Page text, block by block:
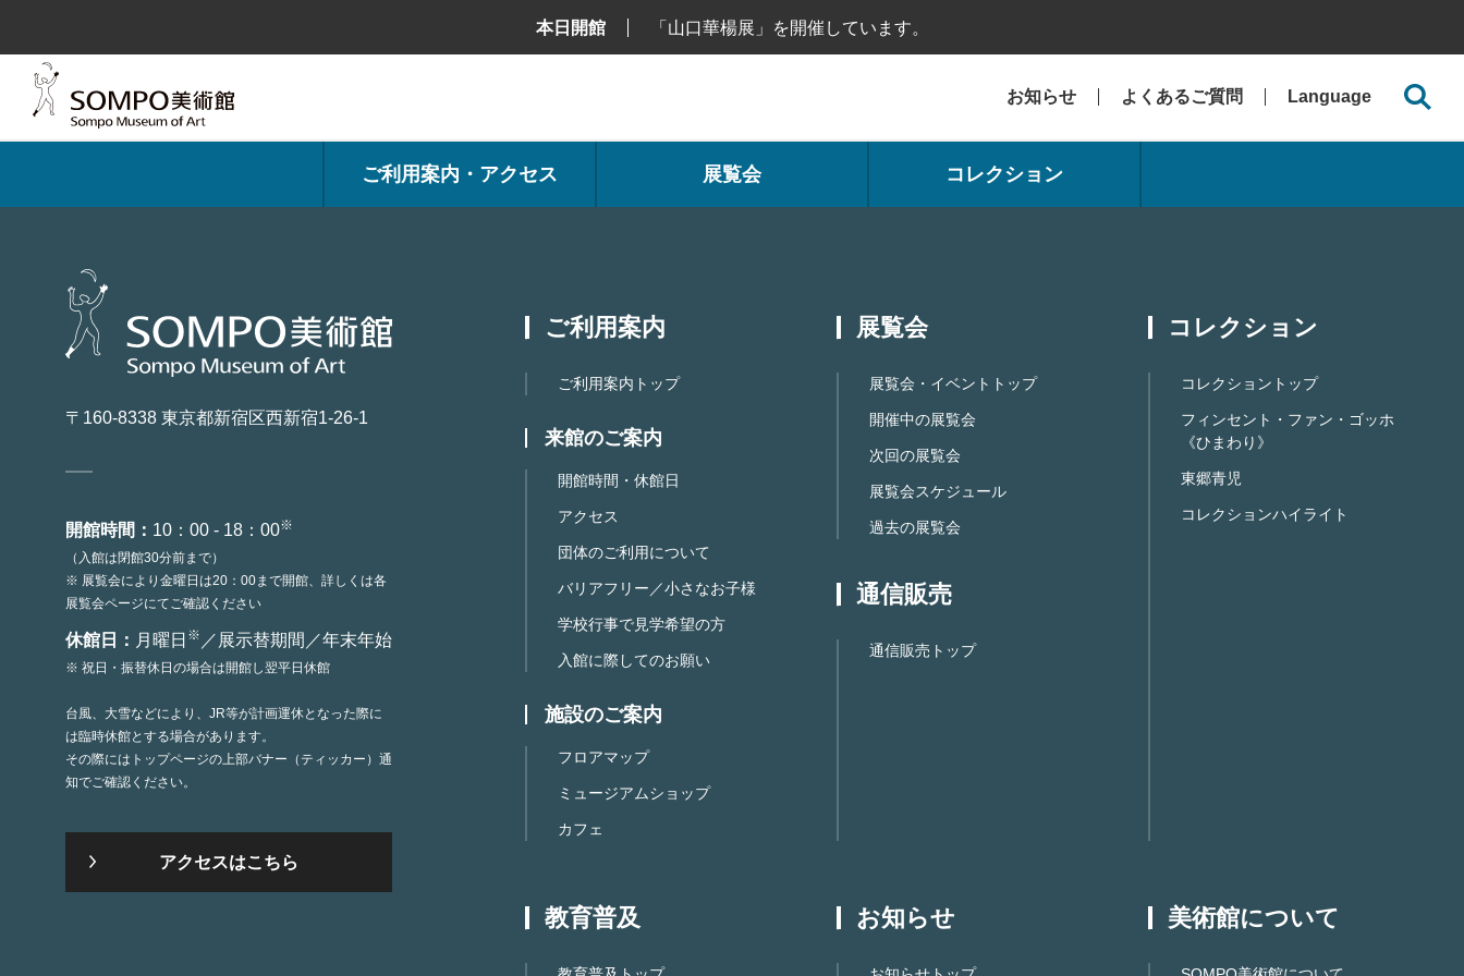
ン
ッ
本日開館 「山口華楊展」を開催しています。
お知らせ よくあるご質問 Language
ご利用案内・アクセス 展覧会 コレクション
〒160-8338 東京都新宿区西新宿1-26-1
開館時間： 10：00 - 18：00※
（入館は閉館30分前まで）
※ 展覧会により金曜日は20：00まで開館、詳しくは各
展覧会ページにてご確認ください
休館日： 月曜日 ※ ／展示替期間／年末年始
※ 祝日・振替休日の場合は開館し翌平日休館
台風、大雪などにより、JR等が計画運休となった際に
は臨時休館とする場合があります。
その際にはトップページの上部バナー（ティッカー）通
知でご確認ください。
アクセスはこちら
ご利用案内
ご利用案内トップ
来館のご案内
開館時間・休館日
アクセス
団体のご利用について
バリアフリー／小さなお子様
学校行事で見学希望の方
入館に際してのお願い
施設のご案内
フロアマップ
ミュージアムショップ
カフェ
展覧会
展覧会・イベントトップ
開催中の展覧会
次回の展覧会
展覧会スケジュール
過去の展覧会
通信販売
通信販売トップ
コレクション
コレクショントップ
フィンセント・ファン・ゴッホ
《ひまわり》
東郷青児
コレクションハイライト
教育普及 お知らせ 美術館について